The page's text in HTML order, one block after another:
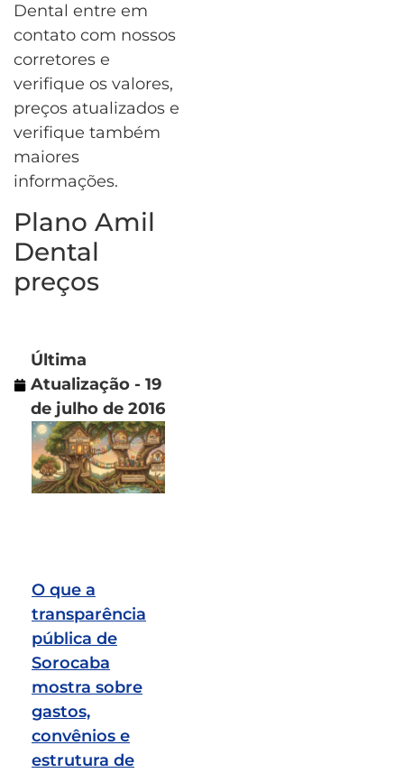
Dental entre em
contato com nossos
corretores e
verifique os valores,
preços atualizados e
verifique também
maiores
informações.
Plano Amil
Dental
preços
Última
Atualização - 19
de julho de 2016
O que a
transparência
pública de
Sorocaba
mostra sobre
gastos,
convênios e
estrutura de